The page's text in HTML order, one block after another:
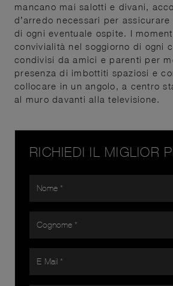
mancano mai salotti e divani,
d’arredo necessari per
di ogni eventuale ospite. I
convivialità nel soggiorno di ogni
condivisi da amici e parenti per
presenza di imbottiti spaziosi e
collocare in un angolo, a centro
al muro davanti alla televisione.
RICHIEDI IL MIGLIOR